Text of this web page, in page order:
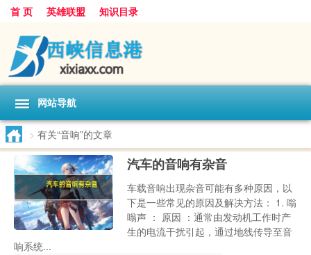
首 页 英雄联盟 知识目录
网站导航
> 有关“音响”的文章
汽车的音响有杂音
车载音响出现杂音可能有多种原因，以
下是一些常见的原因及解决方法： 1. 嗡
嗡声 ： 原因 ：通常由发动机工作时产
生的电流干扰引起，通过地线传导至音
响系统...